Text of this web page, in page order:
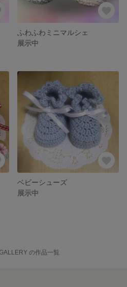
ふわふわミニマルシェ
展示中
ベビーシューズ
展示中
の作品一覧